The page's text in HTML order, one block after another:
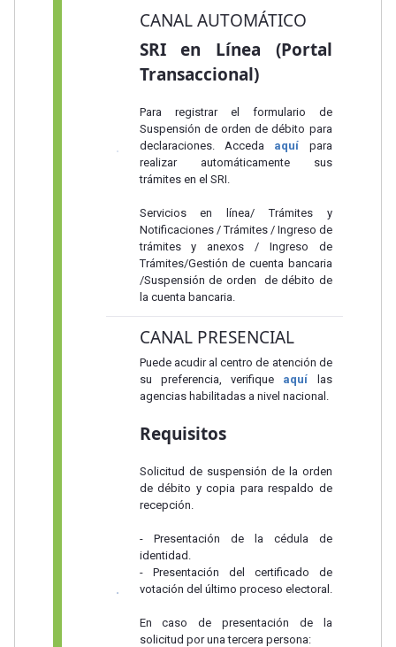
CANAL AUTOMÁTICO
SRI en Línea (Portal
Transaccional)
Para registrar el formulario de
Suspensión de orden de débito para
declaraciones. Acceda aquí para
realizar automáticamente sus
trámites en el SRI.
Servicios en línea/ Trámites y
Notificaciones / Trámites / Ingreso de
trámites y anexos / Ingreso de
Trámites/Gestión de cuenta bancaria
/Suspensión de orden de débito de
la cuenta bancaria.
CANAL PRESENCIAL
Puede acudir al centro de atención de
su preferencia, verifique aquí las
agencias habilitadas a nivel nacional.
Requisitos
Solicitud de suspensión de la orden
de débito y copia para respaldo de
recepción.
- Presentación de la cédula de
identidad.
- Presentación del certificado de
votación del último proceso electoral.
En caso de presentación de la
solicitud por una tercera persona: